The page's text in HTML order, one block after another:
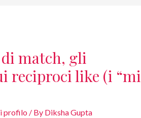
match, gli
reciproci like (i “mi
profilo / By Diksha Gupta